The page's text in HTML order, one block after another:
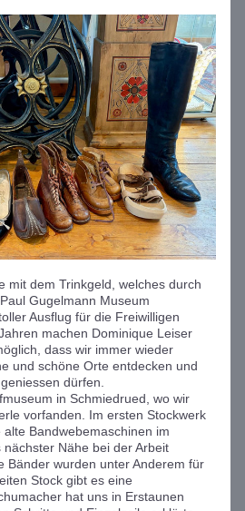
mit dem Trinkgeld, welches durch
Gugelmann Museum
Ausflug für die Freiwilligen
machen Dominique Leiser
dass wir immer wieder
und schöne Orte entdecken und
dürfen.
in Schmiedrued, wo wir
vorfanden. Im ersten Stockwerk
Bandwebemaschinen im
Nähe bei der Arbeit
Bänder wurden unter Anderem für
Stock gibt es eine
hat uns in Erstaunen